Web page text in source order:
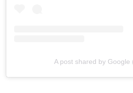
A post shared by Google